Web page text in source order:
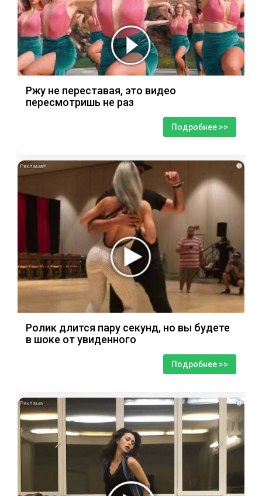
Ржу не переставая, это видео
пересмотришь не раз
Подробнее >>
i
Ролик длится пару секунд, но вы будете
в шоке от увиденного
Подробнее >>
i